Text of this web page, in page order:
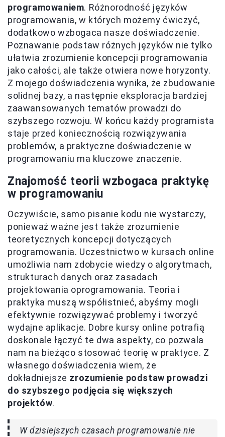
programowaniem. Różnorodność języków
programowania, w których możemy ćwiczyć,
dodatkowo wzbogaca nasze doświadczenie.
Poznawanie podstaw różnych języków nie tylko
ułatwia zrozumienie koncepcji programowania
jako całości, ale także otwiera nowe horyzonty.
Z mojego doświadczenia wynika, że zbudowanie
solidnej bazy, a następnie eksploracja bardziej
zaawansowanych tematów prowadzi do
szybszego rozwoju. W końcu każdy programista
staje przed koniecznością rozwiązywania
problemów, a praktyczne doświadczenie w
programowaniu ma kluczowe znaczenie.
Znajomość teorii wzbogaca praktykę
w programowaniu
Oczywiście, samo pisanie kodu nie wystarczy,
ponieważ ważne jest także zrozumienie
teoretycznych koncepcji dotyczących
programowania. Uczestnictwo w kursach online
umożliwia nam zdobycie wiedzy o algorytmach,
strukturach danych oraz zasadach
projektowania oprogramowania. Teoria i
praktyka muszą współistnieć, abyśmy mogli
efektywnie rozwiązywać problemy i tworzyć
wydajne aplikacje. Dobre kursy online potrafią
doskonale łączyć te dwa aspekty, co pozwala
nam na bieżąco stosować teorię w praktyce. Z
własnego doświadczenia wiem, że
dokładniejsze zrozumienie podstaw prowadzi
do szybszego podjęcia się większych
projektów.
W dzisiejszych czasach programowanie nie